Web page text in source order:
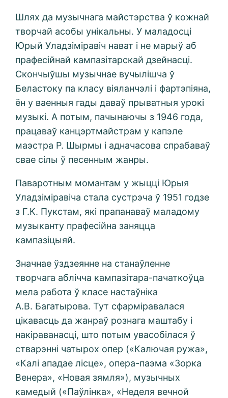
Шлях да музычнага майстэрства ў кожнай
творчай асобы унікальны. У маладосці
Юрый Уладзіміравіч нават і не марыў аб
прафесійнай кампазітарскай дзейнасці.
Скончыўшы музычнае вучылішча ў
Беластоку па класу віяланчэлі і фартэпіяна,
ён у ваенныя гады даваў прыватныя урокі
музыкі. А потым, пачынаючы з 1946 года,
працаваў канцэртмайстрам у капэле
маэстра Р. Шырмы і адначасова спрабаваў
свае сілы ў песенным жанры.
Паваротным момантам у жыцці Юрыя
Уладзіміравіча стала сустрэча ў 1951 годзе
з Г.К. Пук­стам, які прапанаваў маладому
музыканту прафесійна заняцца
кампазіцыяй.
Значнае ўздзеянне на станаўленне
творчага аблічча кампазітара-пачаткоўца
мела работа ў класе настаўніка
А.В. Багатырова. Тут сфарміравалася
цікавасць да жанраў рознага маштабу і
накіраванасці, што потым увасобілася ў
стварэнні чатырох опер («Калючая ружа»,
«Калі ападае лісце», опера-паэма «Зорка
Венера», «Новая зямля»), музычных
камедый («Паўлінка», «Неделя вечной